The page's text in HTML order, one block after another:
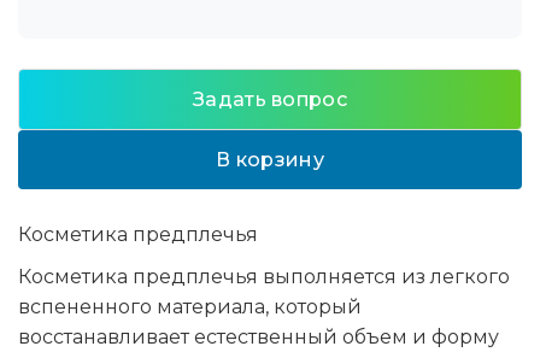
Задать вопрос
В корзину
Косметика предплечья
Косметика предплечья выполняется из легкого
вспененного материала, который
восстанавливает естественный объем и форму